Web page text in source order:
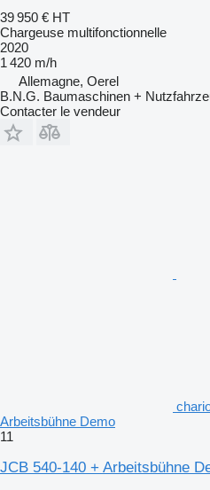
39 950 € HT
Chargeuse multifonctionnelle
2020
1 420 m/h
Allemagne, Oerel
B.N.G. Baumaschinen +
Contacter le vendeur
Arbeitsbühne Demo
11
JCB 540-140 + Arbeitsbühne